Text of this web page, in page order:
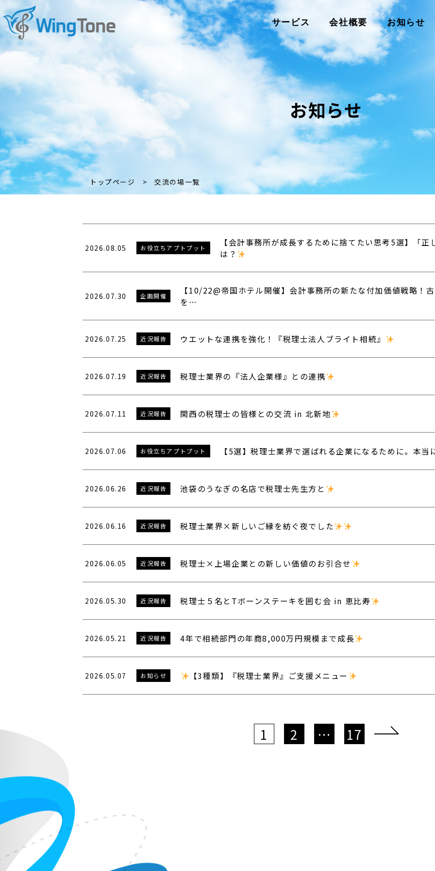
サービス 会社概要 お知らせ
お知らせ
トップページ > 交流の場一覧
2026.08.05 お役立ちアプトプット
【会計事務所が成長するために捨てたい思考5選】「
は？
2026.07.30 企画開催
【10/22@帝国ホテル開催】会計事務所の新たな付加価値戦略！
を…
2026.07.25 近況報告 ウエットな連携を強化！『税理士法人ブライト相続』
2026.07.19 近況報告 税理士業界の『法人企業様』との連携
2026.07.11 近況報告 関西の税理士の皆様との交流 in 北新地
2026.07.06 お役立ちアプトプット 【5選】税理士業界で選ばれる企業になるために。本当
2026.06.26 近況報告 池袋のうなぎの名店で税理士先生方と
2026.06.16 近況報告 税理士業界×新しいご縁を紡ぐ夜でした
2026.06.05 近況報告 税理士×上場企業との新しい価値のお引合せ
2026.05.30 近況報告 税理士５名とTボーンステーキを囲む会 in 恵比寿
2026.05.21 近況報告 4年で相続部門の年商8,000万円規模まで成長
2026.05.07 お知らせ 【3種類】『税理士業界』ご支援メニュー
1 2 … 17